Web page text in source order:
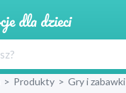
Produkty
> Produkty > Gry i zabawki